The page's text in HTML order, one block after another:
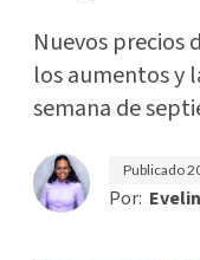
Nuevos precios
los aumentos y
semana de
Publicado
Por: